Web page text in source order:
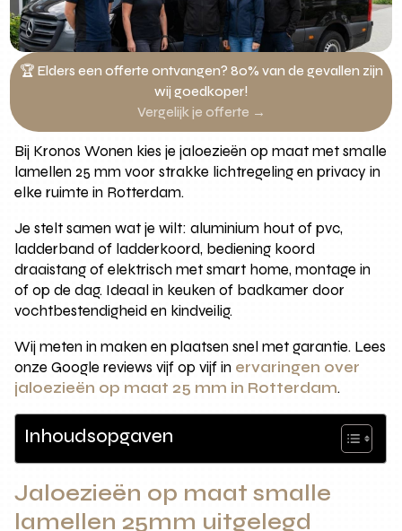
🏆 Elders een offerte ontvangen? 80% van de gevallen zijn
wij goedkoper!
Vergelijk je offerte →
Bij Kronos Wonen kies je jaloezieën op maat met smalle
lamellen 25 mm voor strakke lichtregeling en privacy in
elke ruimte in Rotterdam.
Je stelt samen wat je wilt: aluminium hout of pvc,
ladderband of ladderkoord, bediening koord
draaistang of elektrisch met smart home, montage in
of op de dag. Ideaal in keuken of badkamer door
vochtbestendigheid en kindveilig.
Wij meten in maken en plaatsen snel met garantie. Lees
onze Google reviews vijf op vijf in ervaringen over
jaloezieën op maat 25 mm in Rotterdam.
Inhoudsopgaven
Jaloezieën op maat smalle
lamellen 25mm uitgelegd